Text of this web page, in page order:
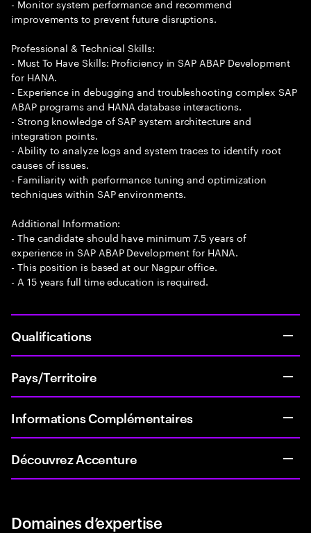
- Monitor system performance and recommend
improvements to prevent future disruptions.
Professional & Technical Skills:
- Must To Have Skills: Proficiency in SAP ABAP Development
for HANA.
- Experience in debugging and troubleshooting complex SAP
ABAP programs and HANA database interactions.
- Strong knowledge of SAP system architecture and
integration points.
- Ability to analyze logs and system traces to identify root
causes of issues.
- Familiarity with performance tuning and optimization
techniques within SAP environments.
Additional Information:
- The candidate should have minimum 7.5 years of
experience in SAP ABAP Development for HANA.
- This position is based at our Nagpur office.
- A 15 years full time education is required.
Qualifications
Pays/Territoire
Informations Complémentaires
Découvrez Accenture
Domaines d’expertise